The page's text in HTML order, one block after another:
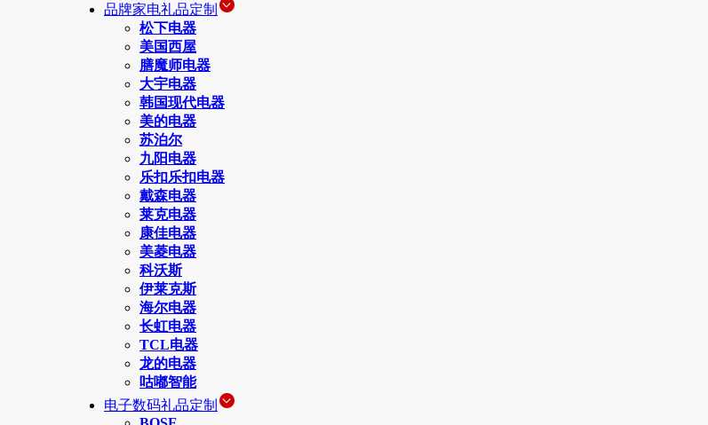
品牌家电礼品定制
松下电器
美国西屋
膳魔师电器
大宇电器
韩国现代电器
美的电器
苏泊尔
九阳电器
乐扣乐扣电器
戴森电器
莱克电器
康佳电器
美菱电器
科沃斯
伊莱克斯
海尔电器
长虹电器
TCL电器
龙的电器
咕嘟智能
电子数码礼品定制